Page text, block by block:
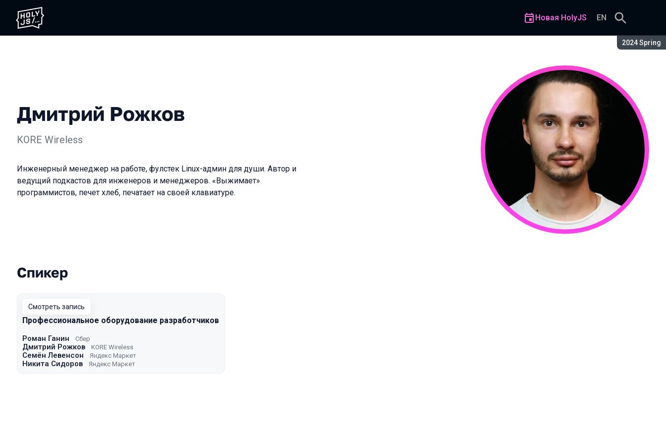
Сезон:
2024 Spring
Новая HolyJS EN
Дмитрий Рожков
KORE Wireless
Инженерный менеджер на работе, фулстек Linux-админ для души. Автор и
ведущий подкастов для инженеров и менеджеров. «Выжимает»
программистов, печет хлеб, печатает на своей клавиатуре.
Выступления в сезоне 2024 Spring
Спикер
Смотреть запись
Профессиональное оборудование разработчиков
Роман Ганин Сбер
Дмитрий Рожков KORE Wireless
Семён Левенсон Яндекс Маркет
Никита Сидоров Яндекс Маркет